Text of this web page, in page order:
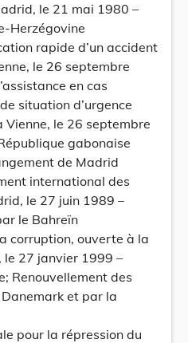
le 21 mai 1980 –
Herzégovine
rapide d’un accident
le 26 septembre
en cas
situation d’urgence
le 26 septembre
gabonaise
de Madrid
international des
le 27 juin 1989 –
le Bahreïn
corruption, ouverte à la
27 janvier 1999 –
Renouvellement des
et par la
pour la répression du